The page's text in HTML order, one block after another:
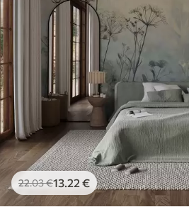
22.03€13.22 €